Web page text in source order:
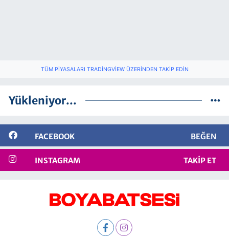
TÜM PIYASALARI TRADINGVIEW ÜZERINDEN TAKIP EDIN
Yükleniyor...
FACEBOOK BEĞEN
INSTAGRAM TAKIP ET